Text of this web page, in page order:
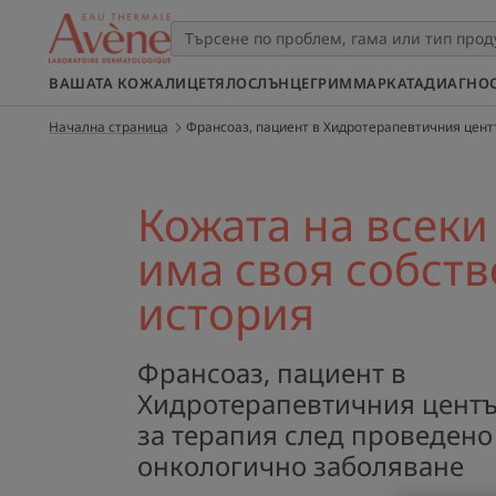
ВАШАТА КОЖАЛИЦЕТЯЛОСЛЪНЦЕГРИММАРКАТА
Начална страница Франсоаз, пациент в Хидротерапевтичния
Кожата на
има своя
история
Франсоаз, пациент в
Хидротерапевтичния
за терапия след
онкологично заболяване